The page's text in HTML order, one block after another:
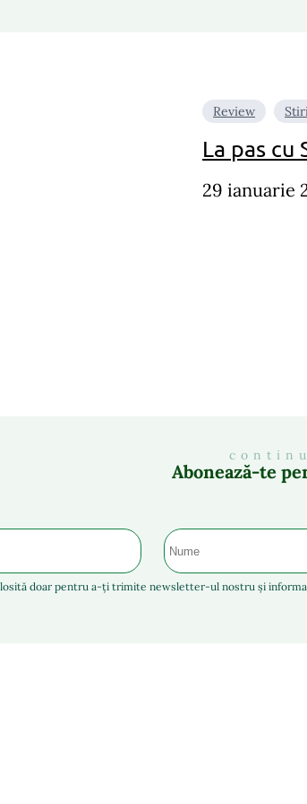
Review
La pas cu
29 ianuarie
Abonează-te
doar pentru a-ți trimite newsletter-ul nostru și